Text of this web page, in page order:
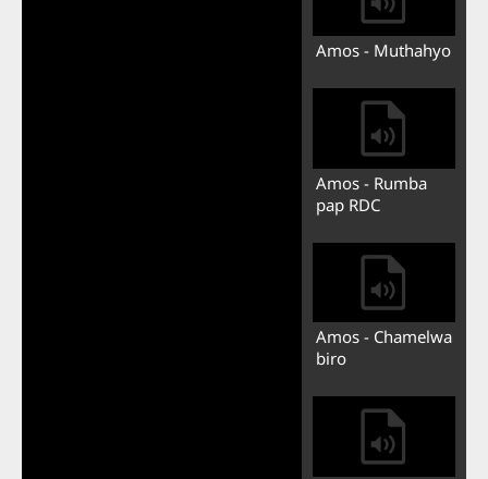
Amos - Muthahyo
Amos - Rumba
pap RDC
Amos - Chamelwa
biro